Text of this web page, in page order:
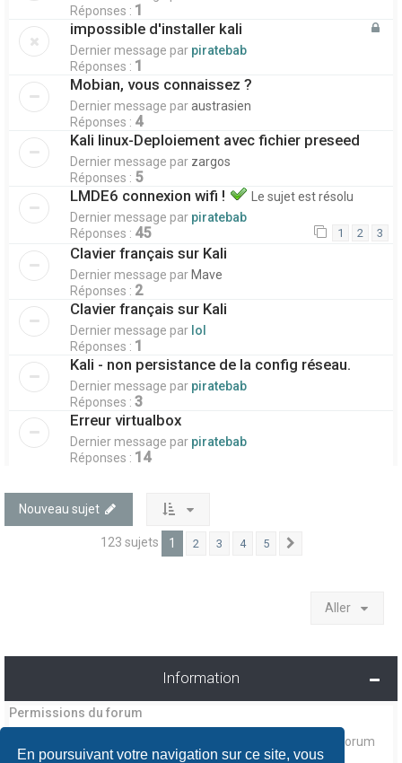
En poursuivant votre navigation sur ce site, vous
Réponses : 1
impossible d'installer kali
Dernier message par piratebab
Réponses : 1
Mobian, vous connaissez ?
Dernier message paraustrasien
Réponses : 4
Kali linux-Deploiement avec fichier preseed
Dernier message par zargos
Réponses : 5
LMDE6 connexion wifi !
Le sujet est résolu
Dernier message par piratebab
Réponses : 45 1 2 3
Clavier français sur Kali
Dernier message par Mave
Réponses : 2
Clavier français sur Kali
Dernier message par lol
Réponses : 1
Kali - non persistance de la config réseau.
Dernier message par piratebab
Réponses : 3
Erreur virtualbox
Dernier message par piratebab
Réponses : 14
Nouveau sujet
123 sujets 1 2 3 4 5
Aller
Information
Permissions du forum
publier de nouveaux sujets dans ce forum
Vous ne pouvez pasrépondre aux sujets dans ce forum